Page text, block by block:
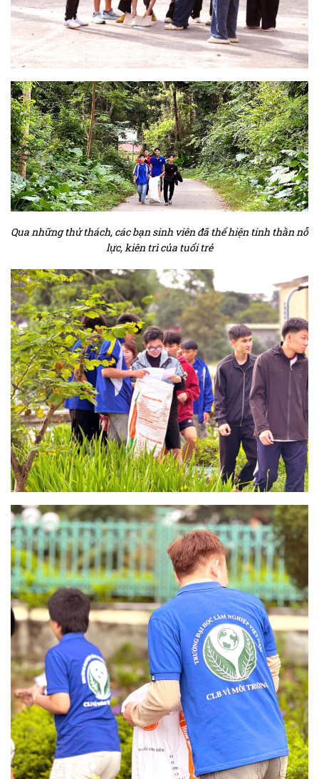
Qua những thử thách, các bạn sinh viên đã thể hiện tinh thần nỗ
lực, kiên trì của tuổi trẻ